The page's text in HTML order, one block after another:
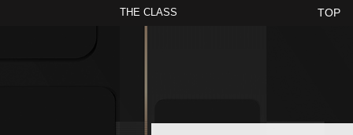
THE CLASS TOP